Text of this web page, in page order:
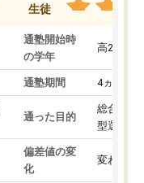
生徒
通塾開始時
の学年
高2
通塾期間 4ヵ月～1
通った目的
総合型選
型選抜対
偏差値の変
化
変わらな